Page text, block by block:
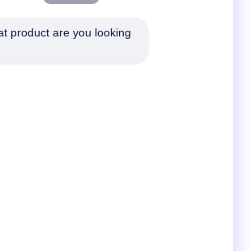
2377-1707
product are you looking